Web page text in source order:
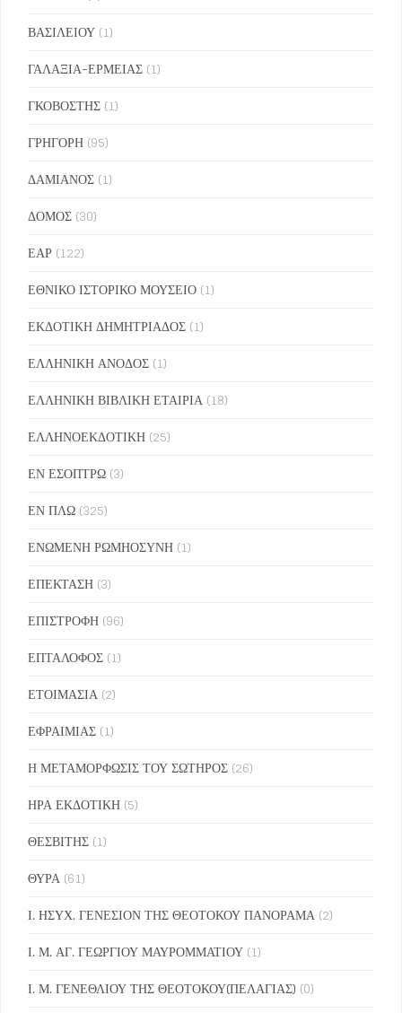
ΒΑΣΙΛΕΙΟΥ (1)
ΓΑΛΑΞΙΑ-ΕΡΜΕΙΑΣ (1)
ΓΚΟΒΟΣΤΗΣ (1)
ΓΡΗΓΟΡΗ (95)
ΔΑΜΙΑΝΟΣ (1)
ΔΟΜΟΣ (30)
ΕΑΡ (122)
ΕΘΝΙΚΟ ΙΣΤΟΡΙΚΟ ΜΟΥΣΕΙΟ (1)
ΕΚΔΟΤΙΚΗ ΔΗΜΗΤΡΙΑΔΟΣ (1)
ΕΛΛΗΝΙΚΗ ΑΝΟΔΟΣ (1)
ΕΛΛΗΝΙΚΗ ΒΙΒΛΙΚΗ ΕΤΑΙΡΙΑ (18)
ΕΛΛΗΝΟΕΚΔΟΤΙΚΗ (25)
ΕΝ ΕΣΟΠΤΡΩ (3)
ΕΝ ΠΛΩ (325)
ΕΝΩΜΕΝΗ ΡΩΜΗΟΣΥΝΗ (1)
ΕΠΕΚΤΑΣΗ (3)
ΕΠΙΣΤΡΟΦΗ (96)
ΕΠΤΑΛΟΦΟΣ (1)
ΕΤΟΙΜΑΣΙΑ (2)
ΕΦΡΑΙΜΙΑΣ (1)
Η ΜΕΤΑΜΟΡΦΩΣΙΣ ΤΟΥ ΣΩΤΗΡΟΣ (26)
ΗΡΑ ΕΚΔΟΤΙΚΗ (5)
ΘΕΣΒΙΤΗΣ (1)
ΘΥΡΑ (61)
Ι. ΗΣΥΧ. ΓΕΝΕΣΙΟΝ ΤΗΣ ΘΕΟΤΟΚΟΥ ΠΑΝΟΡΑΜΑ (2)
Ι. Μ. ΑΓ. ΓΕΩΡΓΙΟΥ ΜΑΥΡΟΜΜΑΤΙΟΥ (1)
Ι. Μ. ΓΕΝΕΘΛΙΟΥ ΤΗΣ ΘΕΟΤΟΚΟΥ(ΠΕΛΑΓΙΑΣ) (0)